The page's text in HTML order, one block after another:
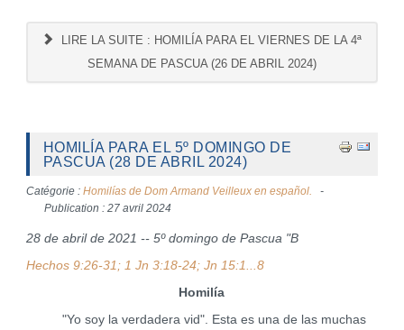
LIRE LA SUITE : HOMILÍA PARA EL VIERNES DE LA 4ª
SEMANA DE PASCUA (26 DE ABRIL 2024)
HOMILÍA PARA EL 5º DOMINGO DE
PASCUA (28 DE ABRIL 2024)
Catégorie : Homilías de Dom Armand Veilleux en español.
Publication : 27 avril 2024
28 de abril de 2021 -- 5º domingo de Pascua "B
Hechos 9:26-31; 1 Jn 3:18-24; Jn 15:1...8
Homilía
"Yo soy la verdadera vid". Esta es una de las muchas